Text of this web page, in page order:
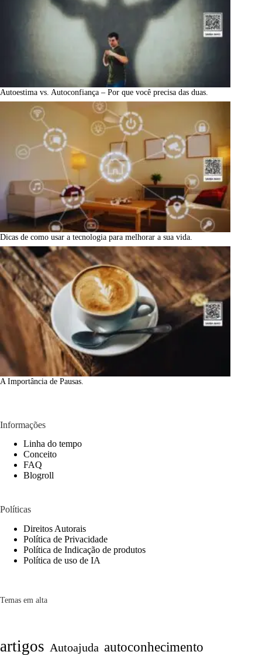
Autoestima vs. Autoconfiança – Por que você precisa das duas.
Dicas de como usar a tecnologia para melhorar a sua vida.
A Importância de Pausas.
Informações
Linha do tempo
Conceito
FAQ
Blogroll
Políticas
Direitos Autorais
Política de Privacidade
Política de Indicação de produtos
Política de uso de IA
Temas em alta
artigos Autoajuda autoconhecimento